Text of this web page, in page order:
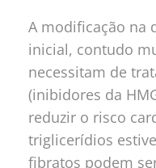
A modificação na
inicial, contudo
necessitam de
(inibidores da
reduzir o risco
triglicerídios
fibratos podem